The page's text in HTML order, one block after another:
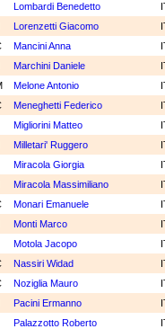
Lombardi Benedetto
Lorenzetti Giacomo
Mancini Anna
Marchini Daniele
Melone Antonio
Meneghetti Federico
Migliorini Matteo
Milletari' Ruggero
Miracola Giorgia
Miracola Massimiliano
Monari Emanuele
Monti Marco
Motola Jacopo
Nassiri Widad
Noziglia Mauro
Pacini Ermanno
Palazzotto Roberto